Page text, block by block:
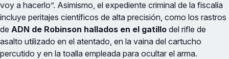
voy a hacerlo”. Asimismo, el expediente criminal de la fiscalía
incluye peritajes científicos de alta precisión, como los rastros
de ADN de Robinson hallados en el gatillo del rifle de
asalto utilizado en el atentado, en la vaina del cartucho
percutido y en la toalla empleada para ocultar el arma.